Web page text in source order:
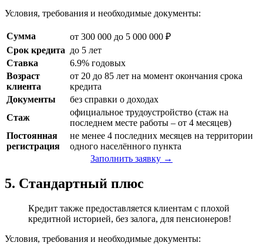
Условия, требования и необходимые документы:
Сумма
от 300 000 до 5 000 000 ₽
Срок кредита до 5 лет
Ставка
6.9% годовых
Возраст
клиента
от 20 до 85 лет на момент окончания срока
кредита
Документы
без справки о доходах
Стаж
официальное трудоустройство (стаж на
последнем месте работы – от 4 месяцев)
Постоянная
регистрация
не менее 4 последних месяцев на территории
одного населённого пункта
Заполнить заявку →
5. Стандартный плюс
Кредит также предоставляется клиентам с плохой
кредитной историей, без залога, для пенсионеров!
Условия, требования и необходимые документы: